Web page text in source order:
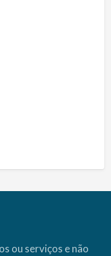
ou serviços e não